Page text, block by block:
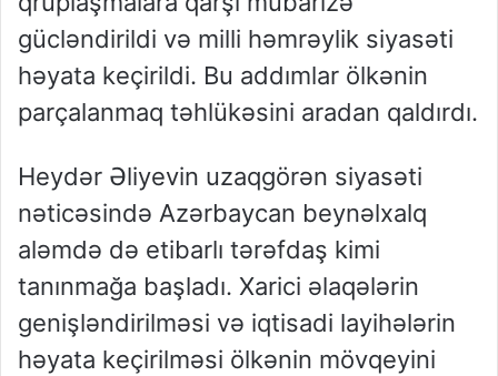
gücləndirildi və milli həmrəylik siyasəti
həyata keçirildi. Bu addımlar ölkənin
parçalanmaq təhlükəsini aradan qaldırdı.
Heydər Əliyevin uzaqgörən siyasəti
nəticəsində Azərbaycan beynəlxalq
aləmdə də etibarlı tərəfdaş kimi
tanınmağa başladı. Xarici əlaqələrin
genişləndirilməsi və iqtisadi layihələrin
həyata keçirilməsi ölkənin mövqeyini